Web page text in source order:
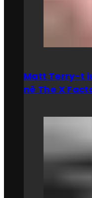
Matt Terry-t
në The X